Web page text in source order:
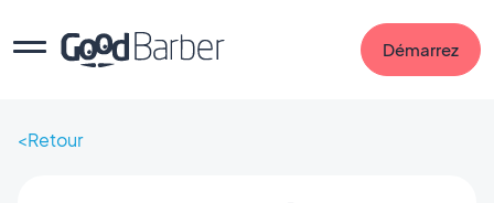
Démarrez
Retour